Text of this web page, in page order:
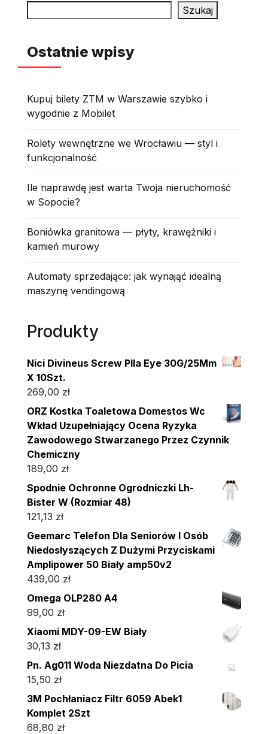
Szukaj
Ostatnie wpisy
Kupuj bilety ZTM w Warszawie szybko i
wygodnie z Mobilet
Rolety wewnętrzne we Wrocławiu — styl i
funkcjonalność
Ile naprawdę jest warta Twoja nieruchomość
w Sopocie?
Boniówka granitowa — płyty, krawężniki i
kamień murowy
Automaty sprzedające: jak wynająć idealną
maszynę vendingową
Produkty
Nici Divineus Screw Plla Eye 30G/25Mm
X 10Szt.
269,00 zł
ORZ Kostka Toaletowa Domestos Wc
Wkład Uzupełniający Ocena Ryzyka
Zawodowego Stwarzanego Przez Czynnik
Chemiczny
189,00 zł
Spodnie Ochronne Ogrodniczki Lh-
Bister W (Rozmiar 48)
121,13 zł
Geemarc Telefon Dla Seniorów I Osób
Niedosłyszących Z Dużymi Przyciskami
Amplipower 50 Biały amp50v2
439,00 zł
Omega OLP280 A4
99,00 zł
Xiaomi MDY-09-EW Biały
30,13 zł
Pn. Ag011 Woda Niezdatna Do Picia
15,50 zł
3M Pochłaniacz Filtr 6059 Abek1
Komplet 2Szt
68,80 zł